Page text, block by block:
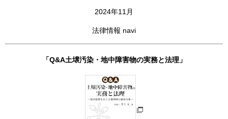
2024年11月
法律情報 navi
「Q&A土壌汚染・地中障害物の実務と法理」